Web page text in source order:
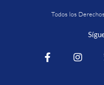
Todos los